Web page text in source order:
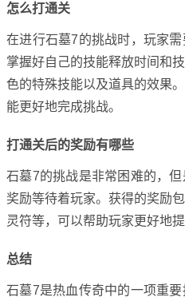
怎么打通关
在进行石墓7的挑战时，玩家
掌握好自己的技能释放时间和
色的特殊技能以及道具的效果
能更好地完成挑战。
打通关后的奖励有哪些
石墓7的挑战是非常困难的，
奖励等待着玩家。获得的奖励
灵符等，可以帮助玩家更好地
总结
石墓7是热血传奇中的一项重